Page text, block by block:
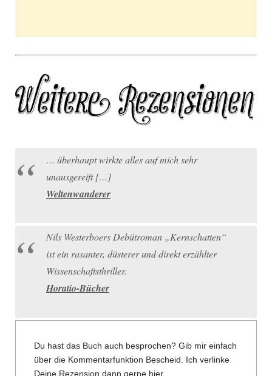
… überhaupt wirkte alles auf mich sehr
unausgereift […]
Weltenwanderer
Nils Westerboers Debütroman „Kernschatten“
ist ein rasanter, düsterer und direkt erzählter
Wissenschaftsthriller.
Horatio-Bücher
Du hast das Buch auch besprochen? Gib mir einfach
über die Kommentarfunktion Bescheid. Ich verlinke
Deine Rezension dann gerne hier.